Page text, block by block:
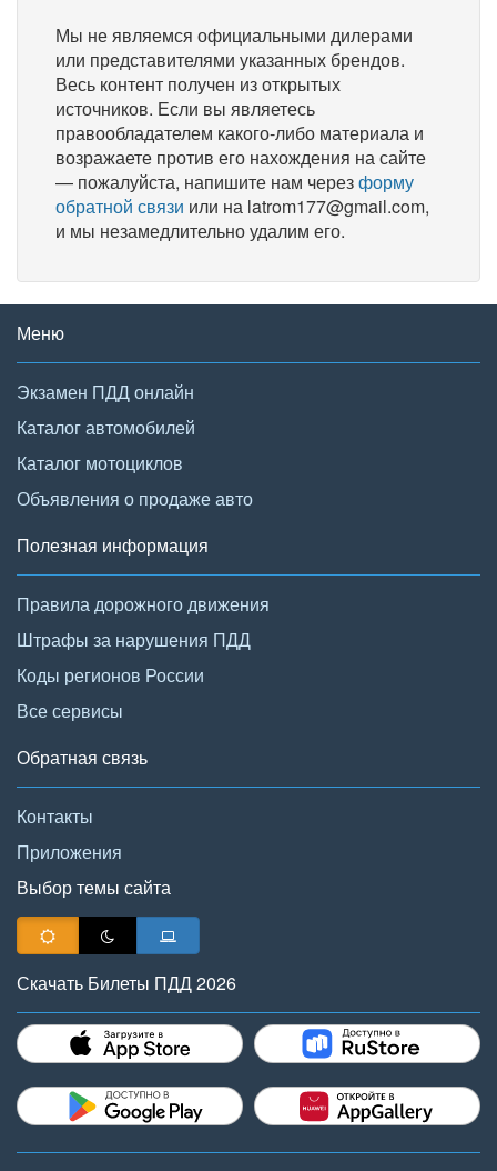
Мы не являемся официальными дилерами
или представителями указанных брендов.
Весь контент получен из открытых
источников. Если вы являетесь
правообладателем какого-либо материала и
возражаете против его нахождения на сайте
— пожалуйста, напишите нам черезформу
обратной связи или на latrom177@gmail.com,
и мы незамедлительно удалим его.
Меню
Экзамен ПДД онлайн
Каталог автомобилей
Каталог мотоциклов
Объявления о продаже авто
Полезная информация
Правила дорожного движения
Штрафы за нарушения ПДД
Коды регионов России
Все сервисы
Обратная связь
Контакты
Приложения
Выбор темы сайта
Скачать Билеты ПДД 2026